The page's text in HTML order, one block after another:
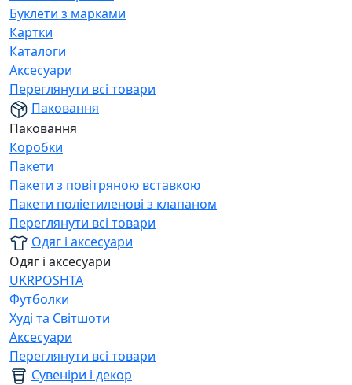
Буклети з марками
Картки
Каталоги
Аксесуари
Переглянути всі товари
Паковання
Паковання
Коробки
Пакети
Пакети з повітряною вставкою
Пакети поліетиленові з клапаном
Переглянути всі товари
Одяг і аксесуари
Одяг і аксесуари
UKRPOSHTA
Футболки
Худі та Світшоти
Аксесуари
Переглянути всі товари
Сувеніри і декор